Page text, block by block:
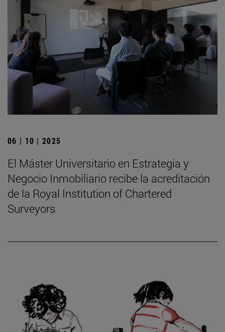
06 | 10 | 2025
El Máster Universitario en Estrategia y
Negocio Inmobiliario recibe la acreditación
de la Royal Institution of Chartered
Surveyors